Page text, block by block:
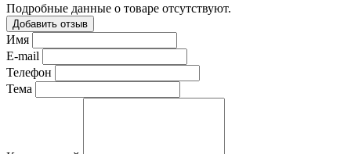
Подробные данные о товаре отсутствуют.
Добавить отзыв
Имя
E-mail
Телефон
Тема